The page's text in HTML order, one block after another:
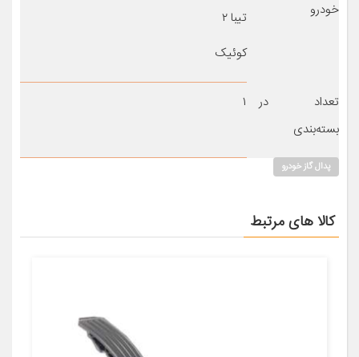
خودرو
تیبا ۲
کوئیک
تعداد در
بسته‌بندی
۱
پدال گاز خودرو
کالا های مرتبط